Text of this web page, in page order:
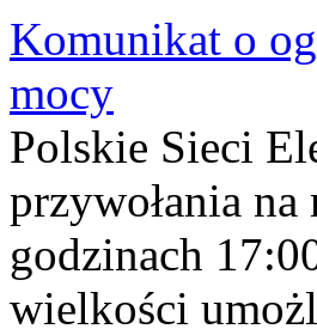
Komunikat o
mocy
Polskie Sieci
przywołania
godzinach
wielkości